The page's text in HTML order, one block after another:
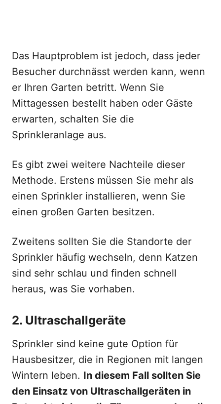
Das Hauptproblem ist jedoch, dass jeder
Besucher durchnässt werden kann, wenn
er Ihren Garten betritt. Wenn Sie
Mittagessen bestellt haben oder Gäste
erwarten, schalten Sie die
Sprinkleranlage aus.
Es gibt zwei weitere Nachteile dieser
Methode. Erstens müssen Sie mehr als
einen Sprinkler installieren, wenn Sie
einen großen Garten besitzen.
Zweitens sollten Sie die Standorte der
Sprinkler häufig wechseln, denn Katzen
sind sehr schlau und finden schnell
heraus, was Sie vorhaben.
2. Ultraschallgeräte
Sprinkler sind keine gute Option für
Hausbesitzer, die in Regionen mit langen
Wintern leben. In diesem Fall sollten Sie
den Einsatz von Ultraschallgeräten in